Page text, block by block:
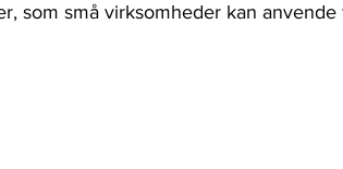
som små virksomheder kan